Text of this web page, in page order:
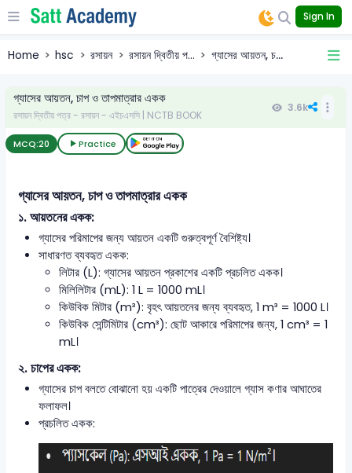
Sign In
Home hsc রসায়ন রসায়ন দ্বিতীয় প... গ্যাসের আয়তন, চ...
গ্যাসের আয়তন, চাপ ও তাপমাত্রার একক
রসায়ন দ্বিতীয় পত্র - রসায়ন - এইচএসসি | NCTB BOOK
3.6k
MCQ:20 Practice
গ্যাসের আয়তন, চাপ ও তাপমাত্রার একক
১.আয়তনের একক:
গ্যাসের পরিমাপের জন্য আয়তন একটি গুরুত্বপূর্ণ বৈশিষ্ট্য।
সাধারণত ব্যবহৃত একক:
লিটার (L): গ্যাসের আয়তন প্রকাশের একটি প্রচলিত একক।
মিলিলিটার (mL): 1 L = 1000 mL।
কিউবিক মিটার (m³): বৃহৎ আয়তনের জন্য ব্যবহৃত, 1 m³ = 1000 L।
কিউবিক সেন্টিমিটার (cm³): ছোট আকারে পরিমাপের জন্য, 1 cm³ = 1
mL।
২.চাপের একক:
গ্যাসের চাপ বলতে বোঝানো হয় একটি পাত্রের দেওয়ালে গ্যাস কণার আঘাতের
ফলাফল।
প্রচলিত একক: